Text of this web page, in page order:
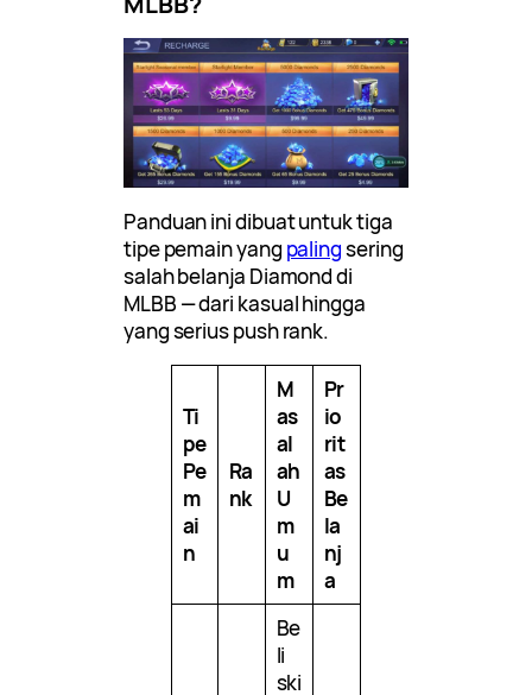
Panduan ini dibuat untuk tiga
tipe pemain yang palingsering
salah belanja Diamond di
MLBB — dari kasual hingga
yang serius push rank.
Ti
pe
Pe
m
ai
n
Ra
nk
M
as
al
ah
U
m
u
m
Pr
io
rit
as
Be
la
nj
a
Be
li
ski